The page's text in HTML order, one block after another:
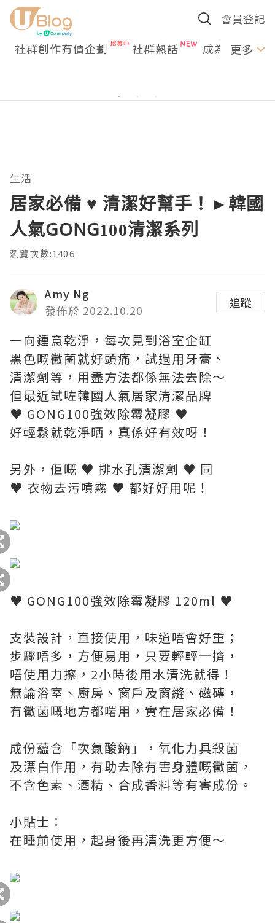
會員登記
社群創作有價企劃 社群熱話 成為U更多
生活
居家必備 ♥ 清潔好幫手！►韓國
人氣GONG100清潔系列
瀏覽次數:1406
Amy Ng
發佈於 2022.10.20
追蹤
一向鍾意乾淨，每次見到浴室企缸
黑色嘅黴菌就好頭痛，試過用牙膏、
清潔劑等，用盡方法都係無法去除～
但最近試咗韓國人氣居家清潔品牌
♥ GONG100強效除霉凝膠 ♥
好輕鬆就乾淨晒，真係好有效呀！
另外，佢嘅 ♥ 排水孔清潔劑 ♥ 同
♥ 衣物去污噴霧 ♥ 都好好用呢！
♥ GONG100強效除霉凝膠 120ml ♥
支裝設計，直接使用，味道唔會好重；
步驟唔多，方便易用，只要輕輕一擠，
唔使用力擦，2小時後用水清洗就得！
無論浴室、廚房、窗戶及窗縫、磁磚，
有黴菌嘅地方都啱用，實在居家必備！
成份蘊含「次氯酸鈉」，氧化力具殺菌
及漂白作用，有助去除有害身體嘅黴菌，
不含色素、酒精、合成香料等有害成份。
小貼士：
在睡前使用，起身後再清洗更方便～